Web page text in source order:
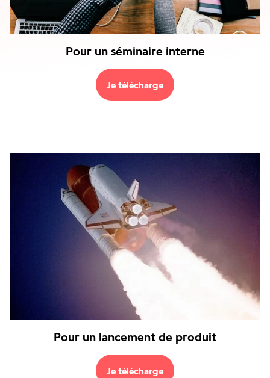
Pour un séminaire interne
Je télécharge
Pour un lancement de produit
Je télécharge